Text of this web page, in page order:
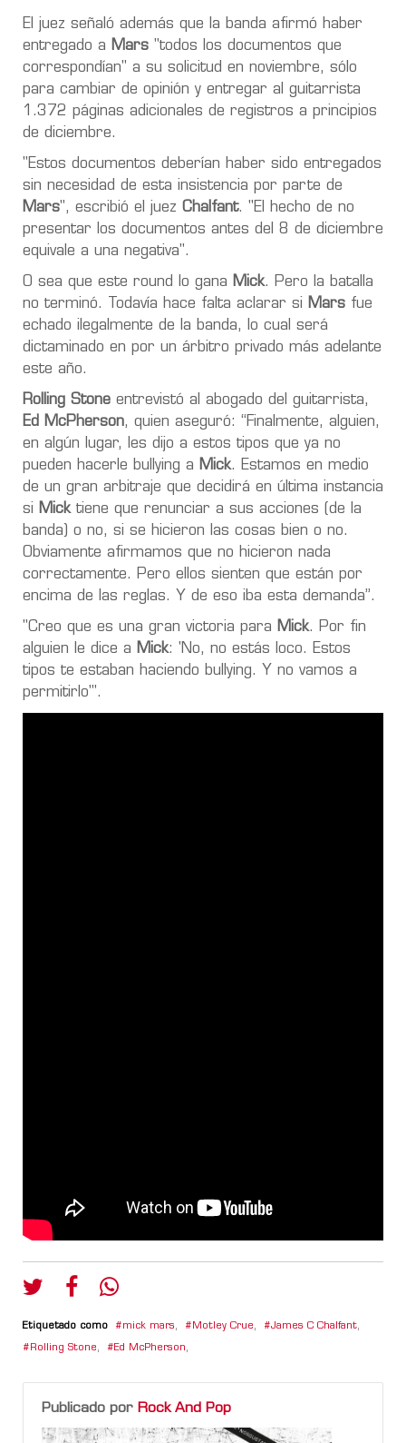
El juez señaló además que la banda afirmó haber
entregado a
Mars "todos los documentos que
correspondían" a su solicitud en noviembre, sólo
para cambiar de opinión y entregar al guitarrista
1.372 páginas adicionales de registros a principios
de diciembre.
"Estos documentos deberían haber sido entregados
sin necesidad de esta insistencia por parte de
Mars", escribió el juez Chalfant. "El hecho de no
presentar los documentos antes del 8 de diciembre
equivale a una negativa".
O sea que este round lo gana Mick. Pero la batalla
no terminó. Todavía hace falta aclarar si
Mars fue
echado ilegalmente de la banda, lo cual será
dictaminado en por un árbitro privado más adelante
este año.
Rolling Stone entrevistó al abogado del guitarrista,
Ed McPherson, quien aseguró: “Finalmente, alguien,
en algún lugar, les dijo a estos tipos que ya no
pueden hacerle bullying a
Mick. Estamos en medio
de un gran arbitraje que decidirá en última instancia
si
Micktiene que renunciar a sus acciones (de la
banda) o no, si se hicieron las cosas bien o no.
Obviamente afirmamos que no hicieron nada
correctamente. Pero ellos sienten que están por
encima de las reglas. Y de eso iba esta demanda”.
"Creo que es una gran victoria para Mick.
Por fin
alguien le dice a Mick: 'No, no estás loco. Estos
tipos te estaban haciendo bullying. Y no vamos a
permitirlo'".
Etiquetado como mick mars, Motley Crue, James C Chalfant,
Rolling Stone, Ed McPherson,
Publicado por Rock And Pop